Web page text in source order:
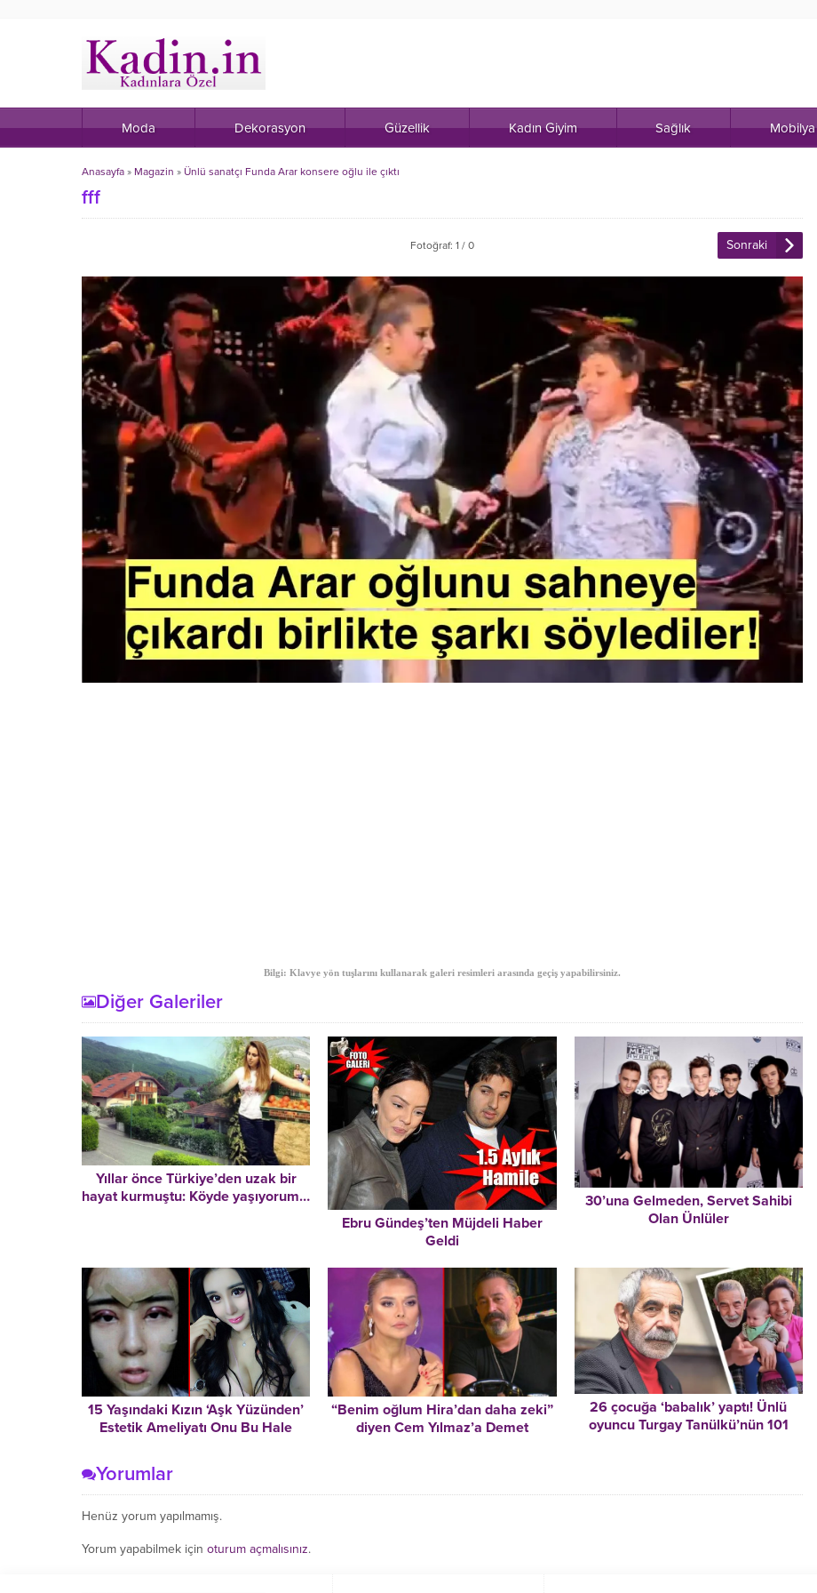
Moda Dekorasyon Güzellik Kadın Giyim Sağlık Mobilya
Anasayfa » Magazin » Ünlü sanatçı Funda Arar konsere oğlu ile çıktı
fff
Fotoğraf: 1 / 0 Sonraki
Bilgi: Klavye yön tuşlarını kullanarak galeri resimleri arasında geçiş yapabilirsiniz.
Diğer Galeriler
Yıllar önce Türkiye’den uzak bir
hayat kurmuştu: Köyde yaşıyorum…
Ebru Gündeş’ten Müjdeli Haber
Geldi
30’una Gelmeden, Servet Sahibi
Olan Ünlüler
15 Yaşındaki Kızın ‘Aşk Yüzünden’
Estetik Ameliyatı Onu Bu Hale
“Benim oğlum Hira’dan daha zeki”
diyen Cem Yılmaz’a Demet
26 çocuğa ‘babalık’ yaptı! Ünlü
oyuncu Turgay Tanülkü’nün 101
Yorumlar
Henüz yorum yapılmamış.
Yorum yapabilmek için oturum açmalısınız.